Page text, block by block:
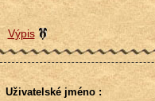
Výpis
Uživatelské jméno :